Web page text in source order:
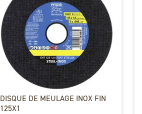
DISQUE DE MEULAGE INOX FIN
125X1